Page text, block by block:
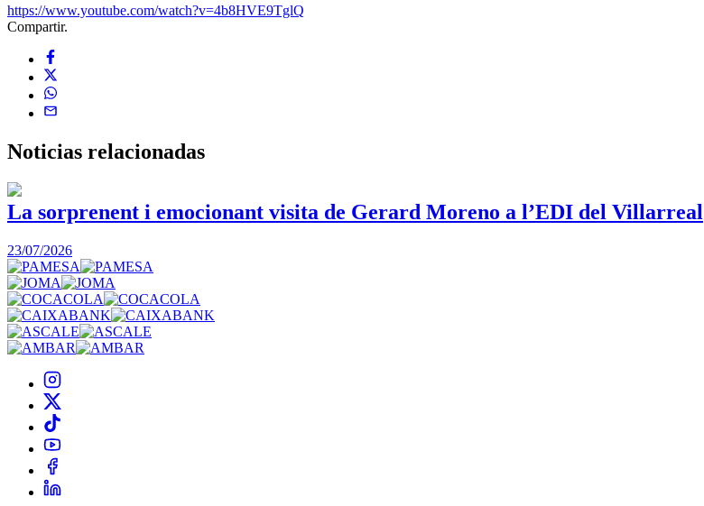
https://www.youtube.com/watch?v=4b8HVE9TglQ
Compartir.
Noticias relacionadas
La sorprenent i emocionant visita de Gerard Moreno a l’EDI del Villarreal
23/07/2026